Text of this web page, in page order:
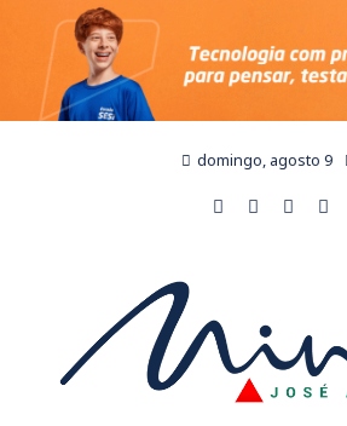
domingo, agosto 9